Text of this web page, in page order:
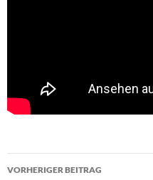
Beitragsnavigation
VORHERIGER BEITRAG